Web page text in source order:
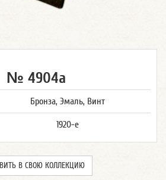
№ 4904а
Бронза, Эмаль, Винт
1920-е
В СВОЮ КОЛЛЕКЦИЮ